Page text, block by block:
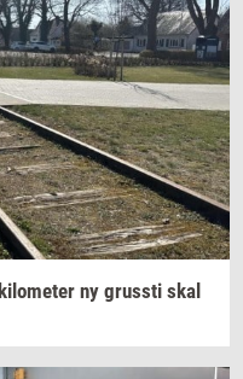
ki­lo­me­ter ny grus­sti skal